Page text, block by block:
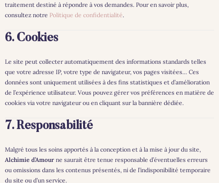
traitement destiné à répondre à vos demandes. Pour en savoir plus,
consultez notre Politique de confidentialité.
6. Cookies
Le site peut collecter automatiquement des informations standards telles
que votre adresse IP, votre type de navigateur, vos pages visitées… Ces
données sont uniquement utilisées à des fins statistiques et d’amélioration
de l’expérience utilisateur. Vous pouvez gérer vos préférences en matière de
cookies via votre navigateur ou en cliquant sur la bannière dédiée.
7. Responsabilité
Malgré tous les soins apportés à la conception et à la mise à jour du site,
Alchimie d’Amour ne saurait être tenue responsable d’éventuelles erreurs
ou omissions dans les contenus présentés, ni de l’indisponibilité temporaire
du site ou d’un service.